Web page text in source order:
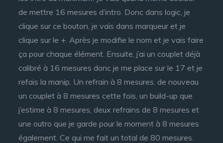
de mettre 16 mesures d’intro. Donc dans logic, je
clique sur ce bouton, je vais dans marqueur et je
clique sur le +. Après je modifie le nom et je vais faire
ça pour chaque élément. Ensuite, j’ai un couplet déjà
calibré à 16 mesures donc je me place sur le 17 et je
refais la manip. Un refrain à 8 mesures. de nouveau
un couplet à 8 mesures cette fois, un build-up que
j’estime à 8 mesures, deux refrains de 8 mesures et
une outro que je garde pour le moment à 8 mesures
également. Ce qui me fait un total de 80 mesures.